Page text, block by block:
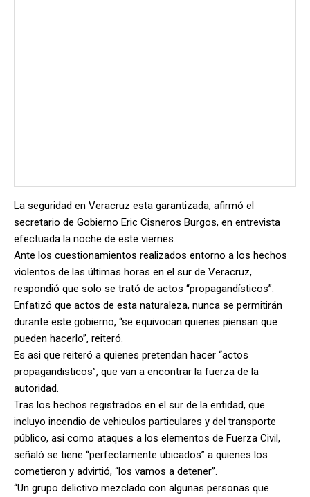
La seguridad en Veracruz esta garantizada, afirmó el
secretario de Gobierno Eric Cisneros Burgos, en entrevista
efectuada la noche de este viernes.
Ante los cuestionamientos realizados entorno a los hechos
violentos de las últimas horas en el sur de Veracruz,
respondió que solo se trató de actos “propagandísticos”.
Enfatizó que actos de esta naturaleza, nunca se permitirán
durante este gobierno, “se equivocan quienes piensan que
pueden hacerlo”, reiteró.
Es asi que reiteró a quienes pretendan hacer “actos
propagandisticos”, que van a encontrar la fuerza de la
autoridad.
Tras los hechos registrados en el sur de la entidad, que
incluyo incendio de vehiculos particulares y del transporte
público, asi como ataques a los elementos de Fuerza Civil,
señaló se tiene “perfectamente ubicados” a quienes los
cometieron y advirtió, “los vamos a detener”.
“Un grupo delictivo mezclado con algunas personas que